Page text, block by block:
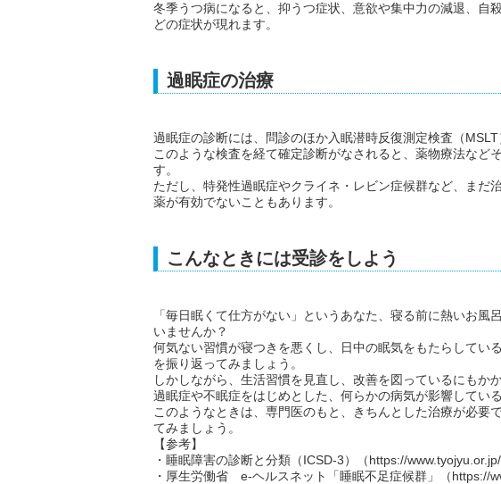
冬季うつ病になると、抑うつ症状、意欲や集中力の減退、自
どの症状が現れます。
過眠症の治療
過眠症の診断には、問診のほか入眠潜時反復測定検査（
このような検査を経て確定診断がなされると、薬物療法など
す。
ただし、特発性過眠症やクライネ・レビン症候群など、まだ
薬が有効でないこともあります。
こんなときには受診をしよう
「毎日眠くて仕方がない」というあなた、寝る前に熱いお風
いませんか？
何気ない習慣が寝つきを悪くし、日中の眠気をもたらしてい
を振り返ってみましょう。
しかしながら、生活習慣を見直し、改善を図っているにもか
過眠症や不眠症をはじめとした、何らかの病気が影響してい
このようなときは、専門医のもと、きちんとした治療が必要
てみましょう。
【参考】
・睡眠障害の診断と分類（ICSD-3）（https://
・厚生労働省 e-ヘルスネット「睡眠不足症候群」（https://